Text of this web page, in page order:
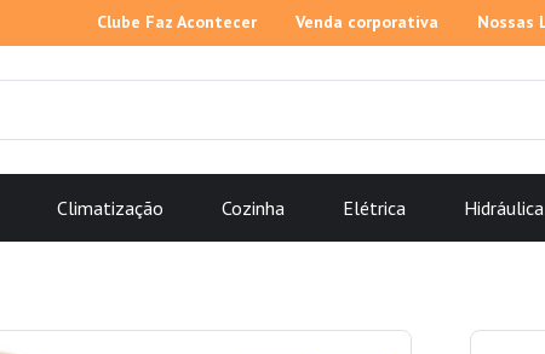
Clube Faz Acontecer Venda corporativa Nossas
Climatização Cozinha Elétrica Hidráulica